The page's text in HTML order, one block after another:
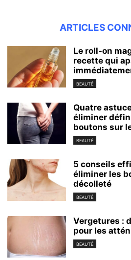
ARTICLES
Le roll-on
recette qui
BEAUTÉ
Quatre
éliminer
boutons sur
BEAUTÉ
5 conseils
éliminer les
décolleté
BEAUTÉ
Vergetures :
pour les
BEAUTÉ